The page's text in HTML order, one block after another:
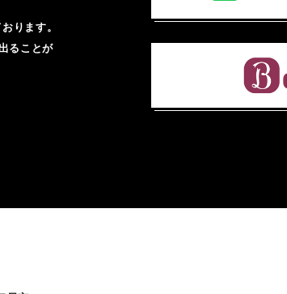
ります。
ることが